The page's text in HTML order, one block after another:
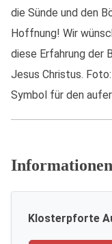
die Sünde und den
Hoffnung! Wir
diese Erfahrung der
Jesus Christus.
Symbol für den
Klosterpforte